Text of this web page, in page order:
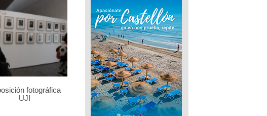
fotográfica
UJI